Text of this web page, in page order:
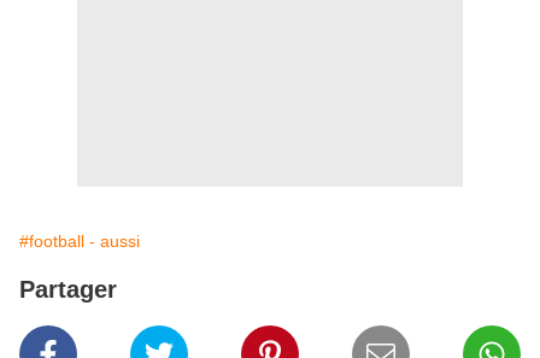
#football - aussi
Partager